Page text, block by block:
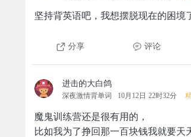
坚持背英语吧，我想摆脱现在的困境
分享 评论
进击的大白鸽
深夜激情背单词 10月12日 22时32分
魔鬼训练营还是很有用的，
比如我为了挣回那一百块钱我就要天